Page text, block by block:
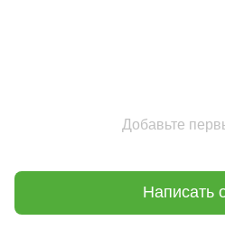
Добавьте
Написать